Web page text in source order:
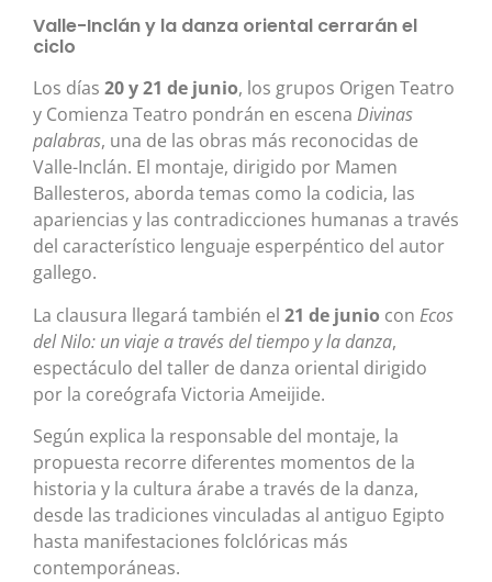
Valle-Inclán y la danza oriental cerrarán el
ciclo
Los días 20 y 21 de junio, los grupos Origen Teatro
y Comienza Teatro pondrán en escena Divinas
palabras, una de las obras más reconocidas de
Valle-Inclán. El montaje, dirigido por Mamen
Ballesteros, aborda temas como la codicia, las
apariencias y las contradicciones humanas a través
del característico lenguaje esperpéntico del autor
gallego.
La clausura llegará también el 21 de junio con Ecos
del Nilo: un viaje a través del tiempo y la danza,
espectáculo del taller de danza oriental dirigido
por la coreógrafa Victoria Ameijide.
Según explica la responsable del montaje, la
propuesta recorre diferentes momentos de la
historia y la cultura árabe a través de la danza,
desde las tradiciones vinculadas al antiguo Egipto
hasta manifestaciones folclóricas más
contemporáneas.